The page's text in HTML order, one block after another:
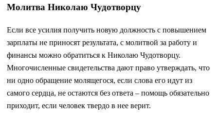
Молитва Николаю Чудотворцу
Если все усилия получить новую должность с повышением
зарплаты не приносят результата, с молитвой за работу и
финансы можно обратиться к Николаю Чудотворцу.
Многочисленные свидетельства дают право утверждать, что
ни одно обращение молящегося, если слова его идут из
самого сердца, не остаются без ответа – помощь обязательно
приходит, если человек твердо в нее верит.